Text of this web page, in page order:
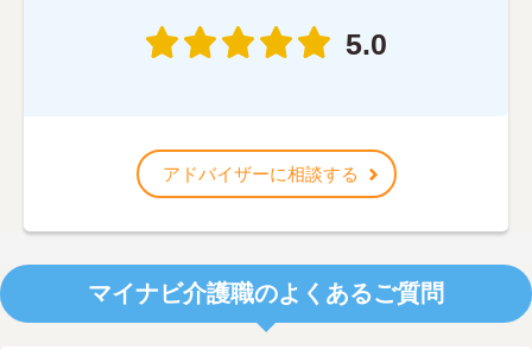
5.0
アドバイザーに相談する
マイナビ介護職のよくあるご質問